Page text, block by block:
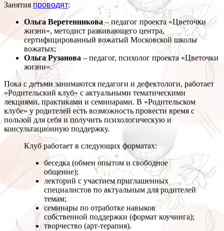
Занятия проводят:
Ольга Веретенникова– педагог проекта «Цветочки
жизни», методист развивающего центра,
сертифицированный вожатый Московской школы
вожатых;
Ольга Рузанова – педагог, психолог проекта «Цветочки
жизни».
Пока с детьми занимаются педагоги и дефектологи, работает
«Родительский клуб» с актуальными тематическими
лекциями, практиками и семинарами. В «Родительском
клубе» у родителей есть возможность провести время с
пользой для себя и получить психологическую и
консультационную поддержку.
Клуб работает в следующих форматах:
беседка (обмен опытом и свободное
общение);
лекторий с участием приглашенных
специалистов по актуальным для родителей
темам;
семинары по отработке навыков
собственной поддержки (формат коучинга);
творчество (арт-терапия).